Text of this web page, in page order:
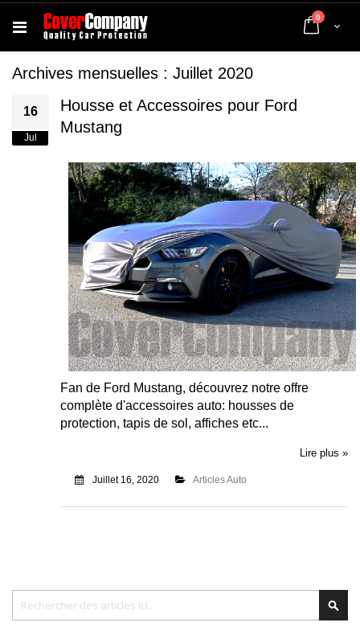
Cart
0 articles
Archives mensuelles : Juillet 2020
16
Jul
Housse et Accessoires pour Ford
Mustang
Fan de Ford Mustang, découvrez notre offre
complète d'accessoires auto: housses de
protection, tapis de sol, affiches etc...
Lire plus »
Juillet 16, 2020 Articles Auto